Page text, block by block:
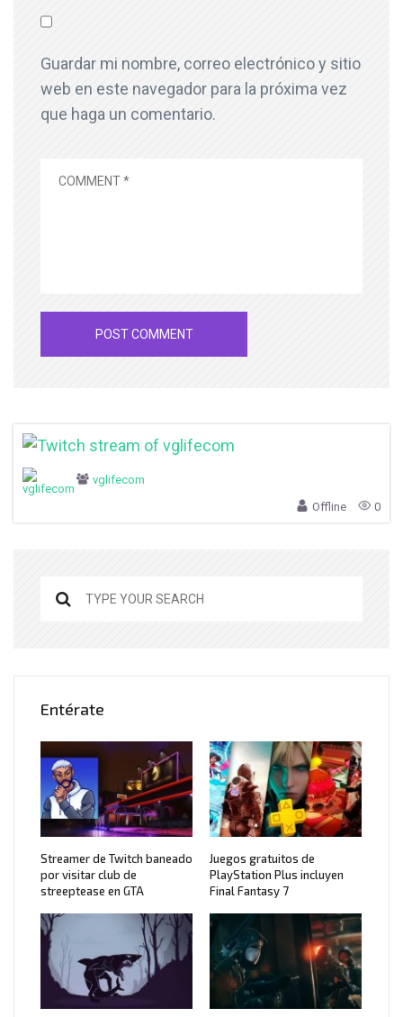
Guardar mi nombre, correo electrónico y sitio
web en este navegador para la próxima vez
que haga un comentario.
vglifecom
Offline 0
Entérate
Streamer de Twitch baneado
por visitar club de
streeptease en GTA
Juegos gratuitos de
PlayStation Plus incluyen
Final Fantasy 7